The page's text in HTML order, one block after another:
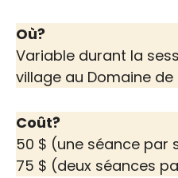
Où?
Variable durant la
village au Domaine
Coût?
50 $ (une séance par
75 $ (deux séances